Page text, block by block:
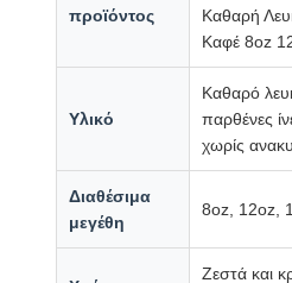
προϊόντος
Καθαρή
Καφέ 8oz
Υλικό
Καθαρό
παρθένες
χωρίς
Διαθέσιμα
μεγέθη
8oz, 12oz,
Ζεστά και